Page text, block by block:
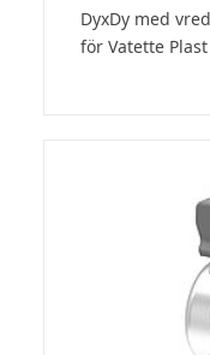
DyxDy med
för Vatette